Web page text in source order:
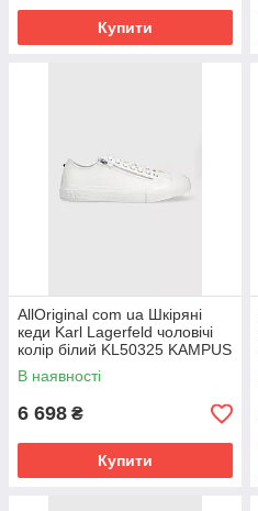
Купити
AllOriginal com ua Шкіряні
кеди Karl Lagerfeld чоловічі
колір білий KL50325 KAMPUS
III РОЗМІРИ ЗАПИТУЙТЕ
В наявності
6 698 ₴
Купити